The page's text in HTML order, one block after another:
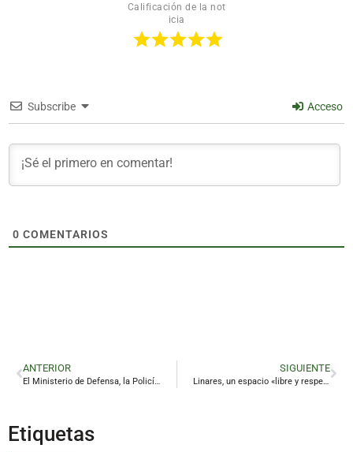
Calificación de la not
icia
Subscribe Acceso
0 COMENTARIOS
ANTERIOR
El Ministerio de Defensa, la Policía Nacional, la ONCE y el Orfeón Santo Reino, Premios de la Provincia
SIGUIENTE
Linares, un espacio «libre y respetuoso» con el colectivo LGTBI
Etiquetas